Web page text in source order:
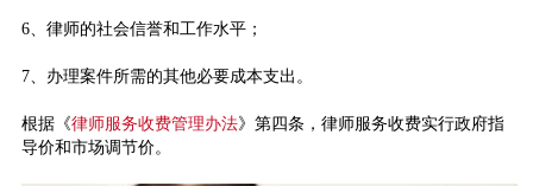
6、律师的社会信誉和工作水平；
7、办理案件所需的其他必要成本支出。
根据《律师服务收费管理办法》第四条，律师服务收费实行政府指
导价和市场调节价。